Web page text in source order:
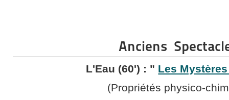
Anciens
L'Eau (60') : " Les
(Propriétés physico-